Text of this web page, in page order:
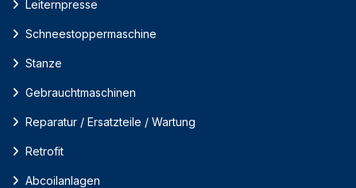
Leiternpresse
Schneestoppermaschine
Stanze
Gebrauchtmaschinen
Reparatur / Ersatzteile / Wartung
Retrofit
Abcoilanlagen